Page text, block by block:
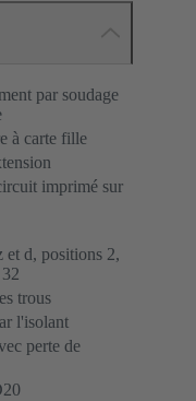
par soudage
à carte fille
imprimé sur
et d, positions 2,
trous
l'isolant
perte de